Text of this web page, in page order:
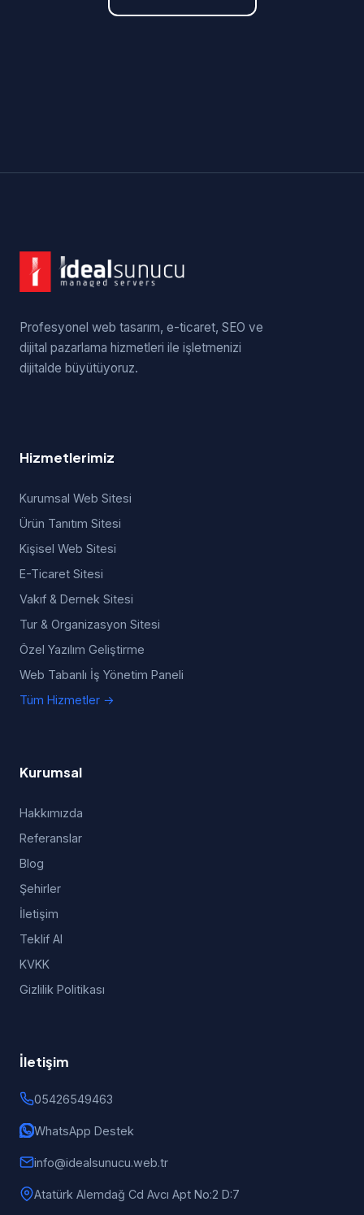
Profesyonel web tasarım, e-ticaret, SEO ve
dijital pazarlama hizmetleri ile işletmenizi
dijitalde büyütüyoruz.
Hizmetlerimiz
Kurumsal Web Sitesi
Ürün Tanıtım Sitesi
Kişisel Web Sitesi
E-Ticaret Sitesi
Vakıf & Dernek Sitesi
Tur & Organizasyon Sitesi
Özel Yazılım Geliştirme
Web Tabanlı İş Yönetim Paneli
Tüm Hizmetler →
Kurumsal
Hakkımızda
Referanslar
Blog
Şehirler
İletişim
Teklif Al
KVKK
Gizlilik Politikası
İletişim
05426549463
WhatsApp Destek
info@idealsunucu.web.tr
Atatürk Alemdağ Cd Avcı Apt No:2 D:7